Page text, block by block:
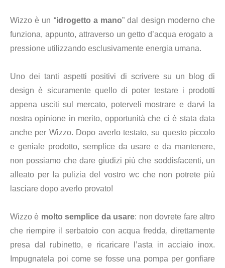
Wizzo è un “idrogetto a mano” dal design moderno che
funziona, appunto, attraverso un getto d’acqua erogato a
pressione utilizzando esclusivamente energia umana.
Uno dei tanti aspetti positivi di scrivere su un blog di
design è sicuramente quello di poter testare i prodotti
appena usciti sul mercato, poterveli mostrare e darvi la
nostra opinione in merito, opportunità che ci è stata data
anche per Wizzo. Dopo averlo testato, su questo piccolo
e geniale prodotto, semplice da usare e da mantenere,
non possiamo che dare giudizi più che soddisfacenti, un
alleato per la pulizia de l vostro wcche non potrete più
lasciare dopo averlo provato!
Wizzo è molto semplice da usare: non dovrete fare altro
che riempire il serbatoio con acqua fredda, direttamente
presa dal rubinetto, e ricaricare l’asta in acciaio inox.
Impugnatela poi come se fosse una pompa per gonfiare